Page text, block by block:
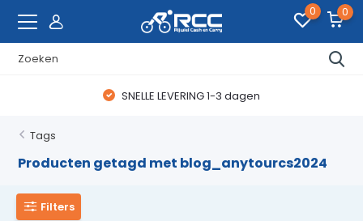
0 0
SNELLE LEVERING 1-3 dagen
Tags
Producten getagd met blog_anytourcs2024
Filters